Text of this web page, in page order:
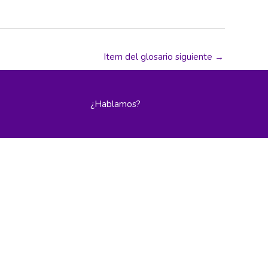
Item del glosario siguiente →
¿Hablamos?